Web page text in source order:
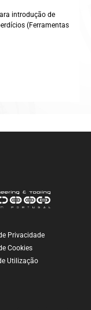
introdução de
(Ferramentas
Privacidade
Cookies
Utilização